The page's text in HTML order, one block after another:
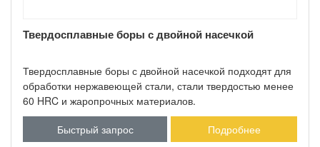
Твердосплавные боры с двойной насечкой
Твердосплавные боры с двойной насечкой подходят для
обработки нержавеющей стали, стали твердостью менее
60 HRC и жаропрочных материалов.
Быстрый запрос Подробнее